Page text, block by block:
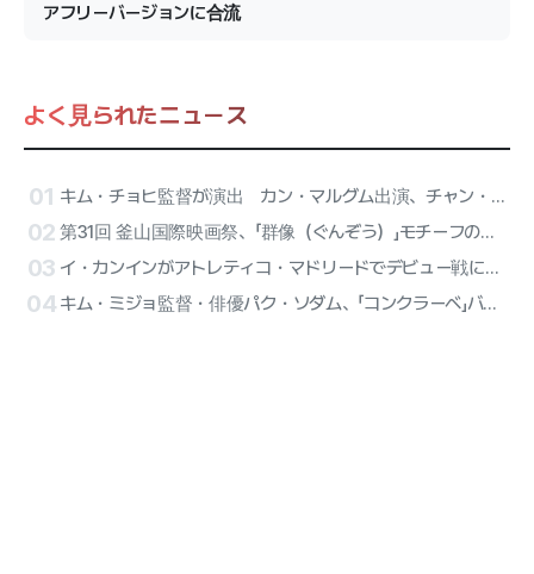
アフリーバージョンに合流
よく見られたニュース
01 キム・チョヒ監督が演出 カン・マルグム出演、チャン・ハンジュン監督とキム・ウンヒ脚本の豪華トレーラー その主役は
02 第31回 釜山国際映画祭、「群像（ぐんぞう）」モチーフの公式ポスターを電撃公開
03 イ・カンインがアトレティコ・マドリードでデビュー戦に出陣！ATEEZのサンが始球式、リセーヌのハーフタイム公演が確定
04 キム・ミジョ監督・俳優パク・ソダム、「コンクラーベ」バリアフリーバージョンに合流